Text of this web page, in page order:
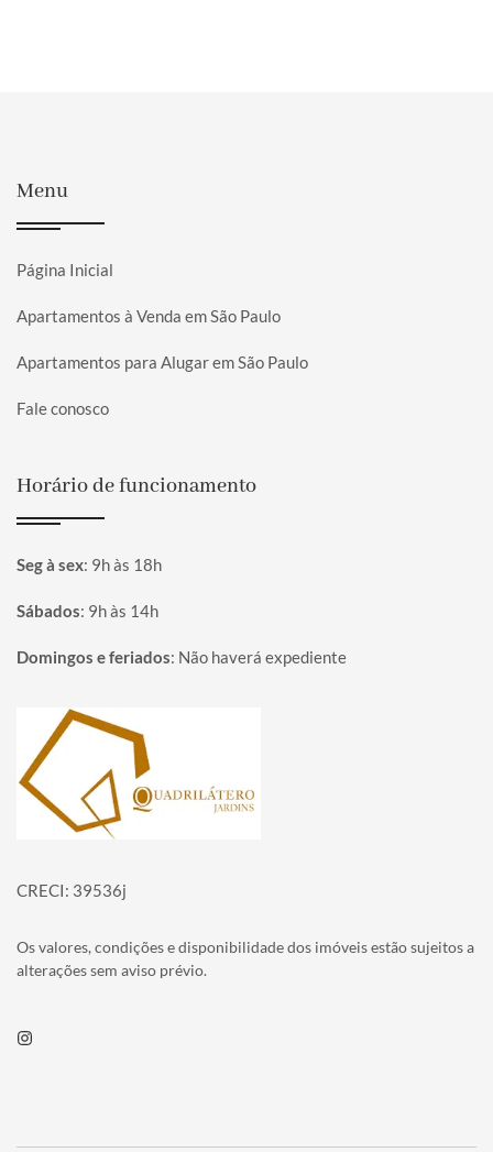
Menu
Página Inicial
Apartamentos à Venda em São Paulo
Apartamentos para Alugar em São Paulo
Fale conosco
Horário de funcionamento
Seg à sex: 9h às 18h
Sábados: 9h às 14h
Domingos e feriados: Não haverá expediente
Página inicial
CRECI: 39536j
Os valores, condições e disponibilidade dos imóveis estão sujeitos a
alterações sem aviso prévio.
Instagram